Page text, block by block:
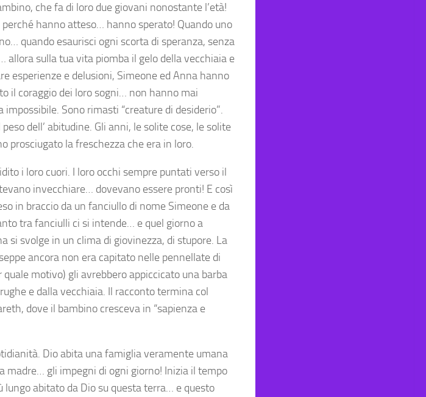
che fa di loro due giovani nonostante l’età!
hanno atteso… hanno sperato! Quando uno
quando esaurisci ogni scorta di speranza, senza
allora sulla tua vita piomba il gelo della vecchiaia e
esperienze e delusioni, Simeone ed Anna hanno
il coraggio dei loro sogni… non hanno mai
Sono rimasti “creature di desiderio”.
dell’ abitudine. Gli anni, le solite cose, le solite
prosciugato la freschezza che era in loro.
i loro cuori. I loro occhi sempre puntati verso il
invecchiare… dovevano essere pronti! E così
in braccio da un fanciullo di nome Simeone e da
tra fanciulli ci si intende… e quel giorno a
si svolge in un clima di giovinezza, di stupore. La
ancora non era capitato nelle pennellate di
motivo) gli avrebbero appiccicato una barba
e dalla vecchiaia. Il racconto termina col
dove il bambino cresceva in “sapienza e
Dio abita una famiglia veramente umana
madre… gli impegni di ogni giorno! Inizia il tempo
abitato da Dio su questa terra… e questo